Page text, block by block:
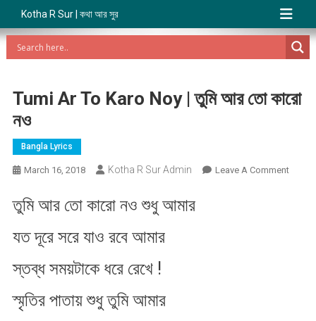
Kotha R Sur | কথা আর সুর
Tumi Ar To Karo Noy | তুমি আর তো কারো
নও
Bangla Lyrics
March 16, 2018 Kotha R Sur Admin Leave A CommentOn
তুমি আর তো কারো নও শুধু আমার
যত দূরে সরে যাও রবে আমার
স্তব্ধ সময়টাকে ধরে রেখে !
স্মৃতির পাতায় শুধু তুমি আমার